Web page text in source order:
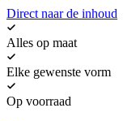
Direct naar de inhoud
Alles op maat
Elke gewenste vorm
Op voorraad